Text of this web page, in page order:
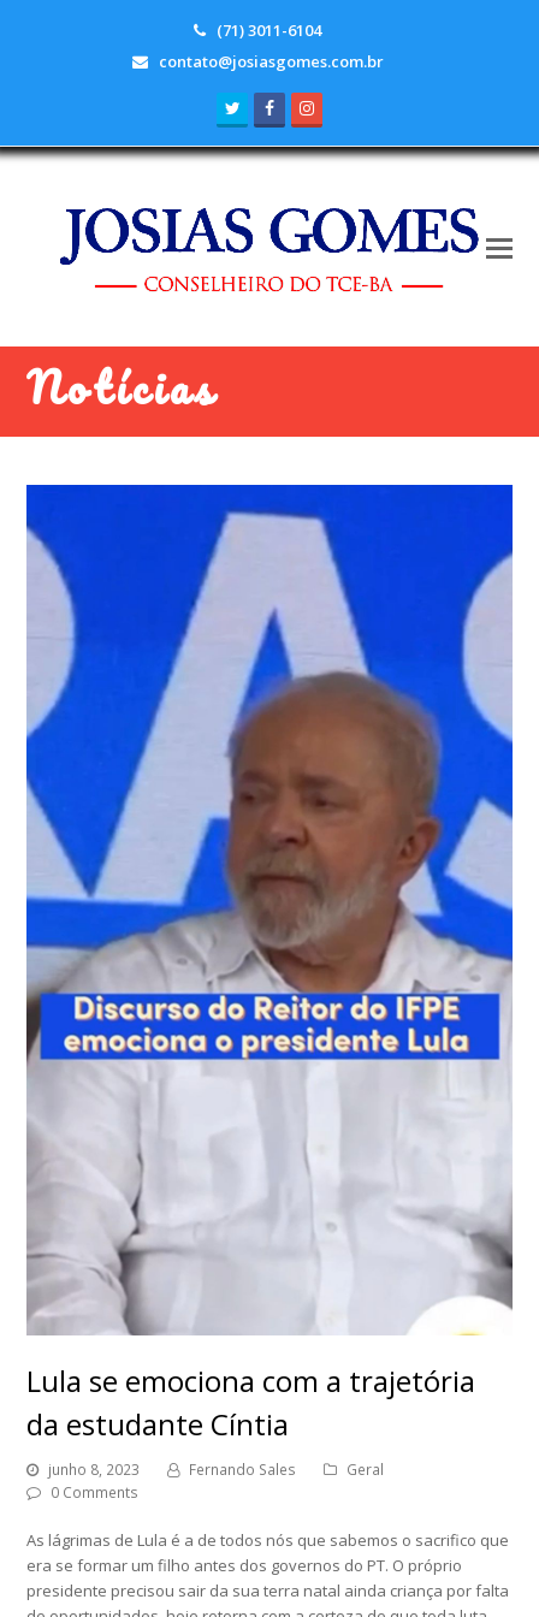
(71) 3011-6104
contato@josiasgomes.com.br
TwitterFacebook
Notícias
Lula se emociona com a trajetória
da estudante Cíntia
junho 8, 2023 Fernando Sales
Geral
0 Comments
As lágrimas de Lula é a de todos nós que sabemos o sacrifico que
era se formar um filho antes dos governos do PT. O próprio
presidente precisou sair da sua terra natal ainda criança por falta